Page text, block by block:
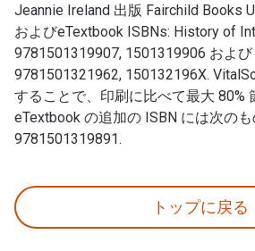
Jeannie Ireland 出版 Fairchild Books
およびeTextbook ISBNs: History of
9781501319907, 1501319906 およ
9781501321962, 150132196X.
することで、印刷に比べて最大 80%
eTextbook の追加の ISBN には次の
9781501319891.
トップに戻る